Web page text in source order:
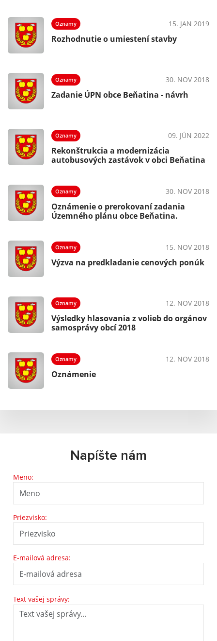
Oznamy 15. JAN 2019
Rozhodnutie o umiestení stavby
Oznamy 30. NOV 2018
Zadanie ÚPN obce Beňatina - návrh
Oznamy 09. JÚN 2022
Rekonštrukcia a modernizácia
autobusových zastávok v obci Beňatina
Oznamy 30. NOV 2018
Oznámenie o prerokovaní zadania
Územného plánu obce Beňatina.
Oznamy 15. NOV 2018
Výzva na predkladanie cenových ponúk
Oznamy 12. NOV 2018
Výsledky hlasovania z volieb do orgánov
samosprávy obcí 2018
Oznamy 12. NOV 2018
Oznámenie
Napíšte nám
Meno:
Priezvisko:
E-mailová adresa:
Text vašej správy: